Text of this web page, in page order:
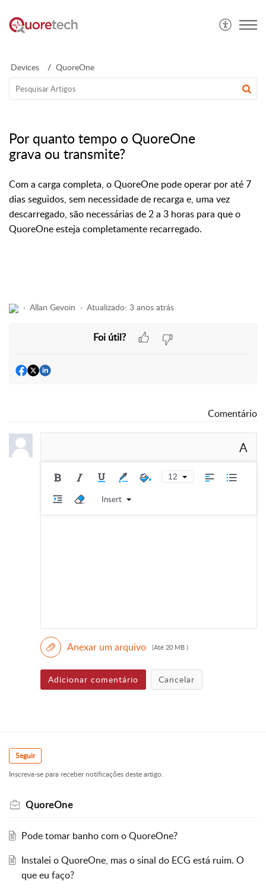
Devices QuoreOne
Por quanto tempo o QuoreOne
grava ou transmite?
Com a carga completa, o QuoreOne pode operar por até 7
dias seguidos, sem necessidade de recarga e, uma vez
descarregado, são necessárias de 2 a 3 horas para que o
QuoreOne esteja completamente recarregado.
Allan Gevoin Atualizado: 3 anos atrás
Foi útil?
Comentário
A
12
Insert
Anexar um arquivo (Até 20 MB )
Adicionar comentário Cancelar
Seguir
Inscreva-se para receber notificações deste artigo.
QuoreOne
Pode tomar banho com o QuoreOne?
Instalei o QuoreOne, mas o sinal do ECG está ruim. O
que eu faço?